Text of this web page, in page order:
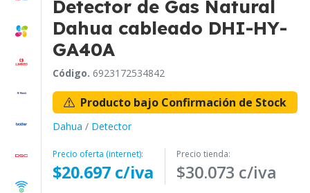
Detector de Gas Natural
Dahua cableado DHI-HY-
GA40A
Código. 6923172534842
Producto bajo Confirmación de Stock
Dahua / Detector
Precio oferta (internet):
$20.697 c/iva
Precio tienda:
$30.073 c/iva